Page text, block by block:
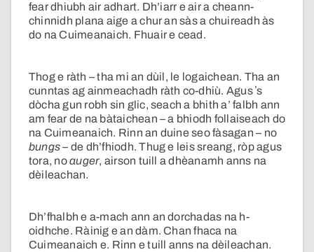
fear dhiubh air adhart. Dh’iarr e air a cheann-
chinnidh plana aige a chur an sàs a chuireadh às
do na Cuimeanaich. Fhuair e cead.
Thog e ràth – tha mi an dùil, le logaichean. Tha an
cunntas ag ainmeachadh ràth co-dhiù. Agus ʼs
dòcha gun robh sin glic, seach a bhith a’ falbh ann
am fear de na bàtaichean – a bhiodh follaiseach do
na Cuimeanaich. Rinn an duine seo fàsagan – no
bungs– de dh’fhiodh. Thug e leis sreang, ròp agus
tora, noauger, airson tuill a dhèanamh anns na
dèileachan.
Dh’fhalbh e a-mach ann an dorchadas na h-
oidhche. Ràinig e an dàm. Chan fhaca na
Cuimeanaich e. Rinn e tuill anns na dèileachan.